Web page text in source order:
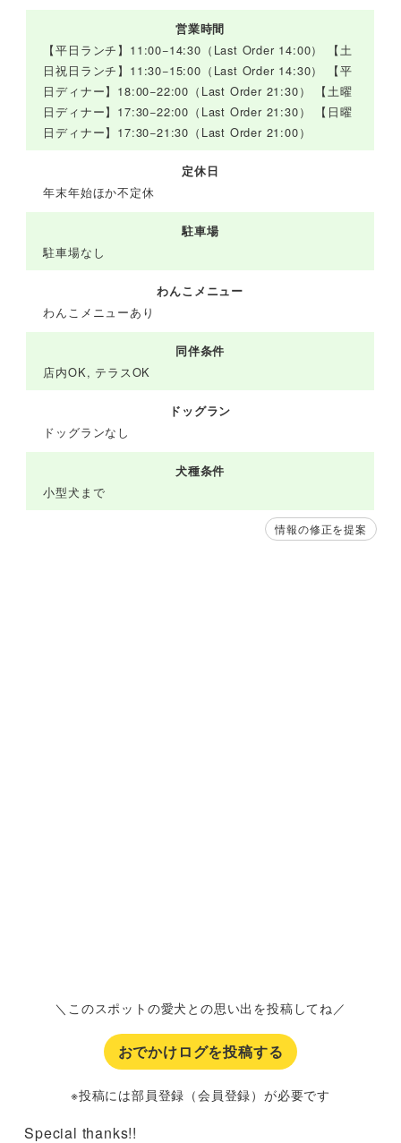
営業時間
【平日ランチ】11:00−14:30（Last Order 14:00） 【土
日祝日ランチ】11:30−15:00（Last Order 14:30） 【平
日ディナー】18:00−22:00（Last Order 21:30） 【土曜
日ディナー】17:30−22:00（Last Order 21:30） 【日曜
日ディナー】17:30−21:30（Last Order 21:00）
定休日
年末年始ほか不定休
駐車場
駐車場なし
わんこメニュー
わんこメニューあり
同伴条件
店内OK, テラスOK
ドッグラン
ドッグランなし
犬種条件
小型犬まで
情報の修正を提案
＼このスポットの愛犬との思い出を投稿してね／
おでかけログを投稿する
※投稿には部員登録（会員登録）が必要です
Special thanks!!